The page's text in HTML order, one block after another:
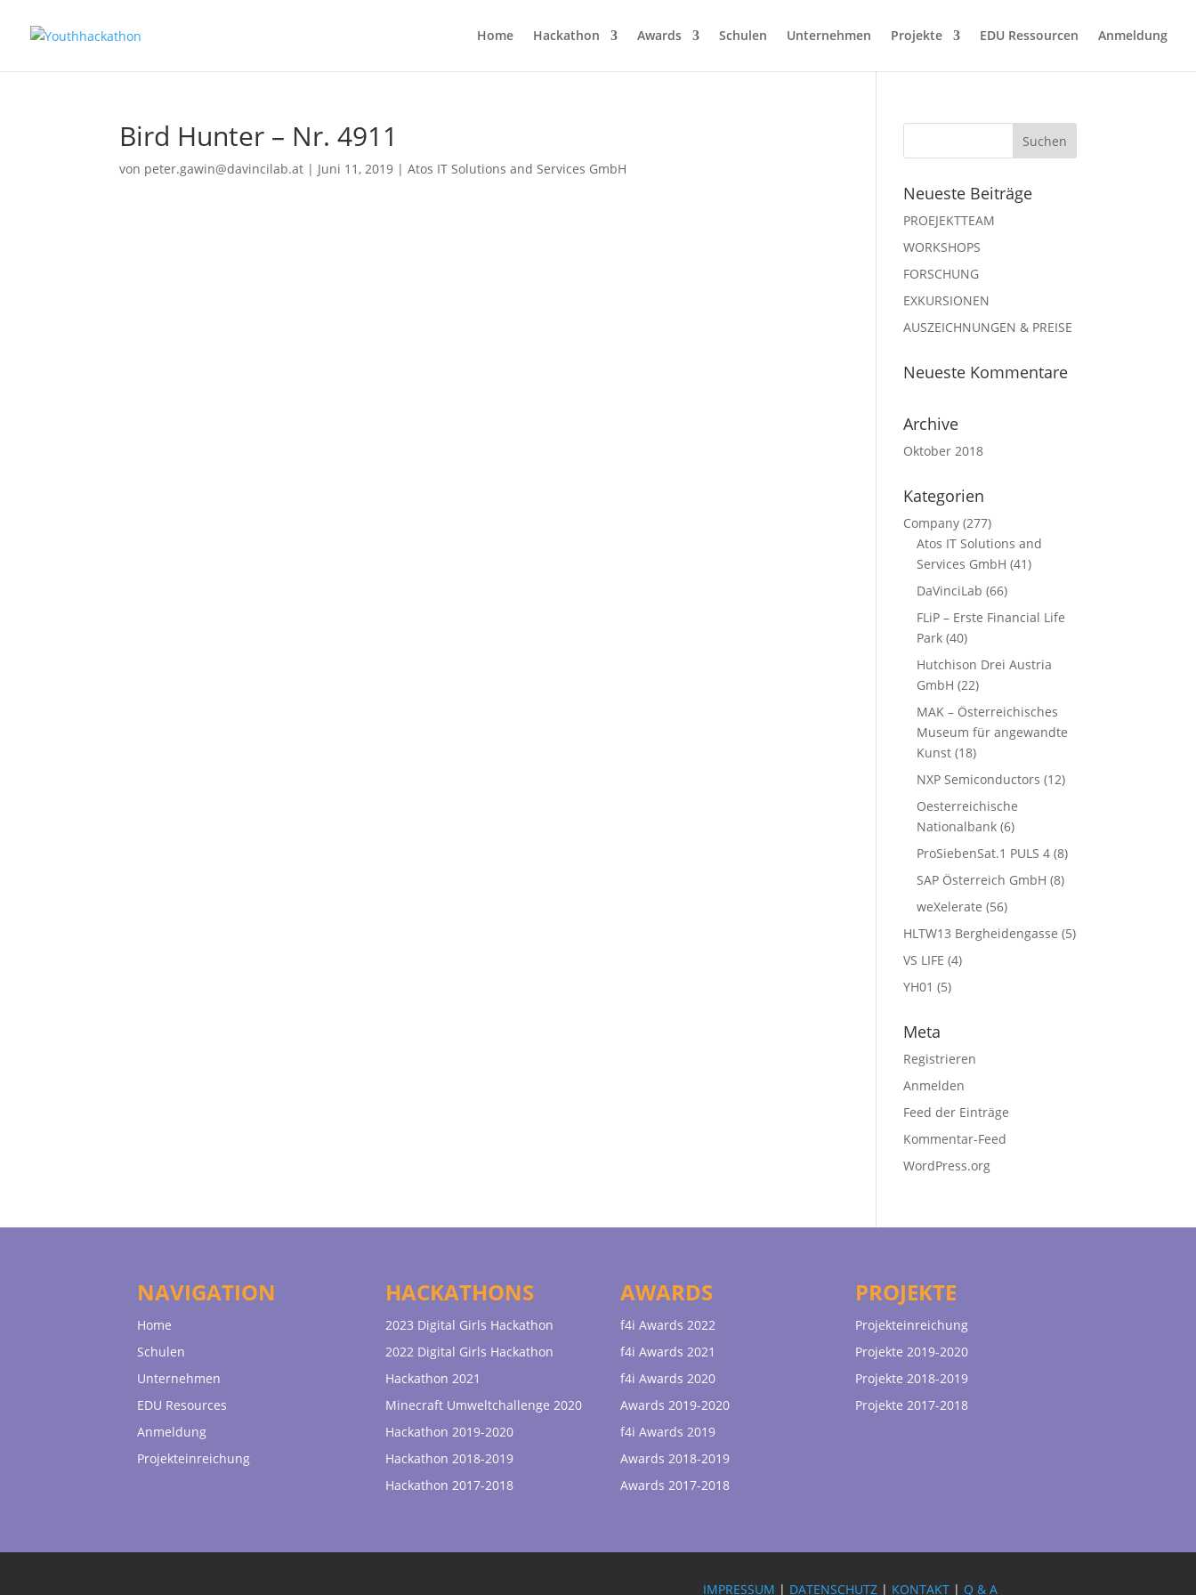
Home Hackathon Awards Schulen Unternehmen Projekte EDU Ressourcen Anmeldung
Bird Hunter – Nr. 4911
von peter.gawin@davincilab.at | Juni 11, 2019 |Atos IT Solutions and Services GmbH
Neueste Beiträge
PROEJEKTTEAM
WORKSHOPS
FORSCHUNG
EXKURSIONEN
AUSZEICHNUNGEN & PREISE
Neueste Kommentare
Archive
Oktober 2018
Kategorien
Company (277)
Atos IT Solutions and
Services GmbH (41)
DaVinciLab (66)
FLiP – Erste Financial Life
Park (40)
Hutchison Drei Austria
GmbH (22)
MAK – Österreichisches
Museum für angewandte
Kunst (18)
NXP Semiconductors (12)
Oesterreichische
Nationalbank (6)
ProSiebenSat.1 PULS 4 (8)
SAP Österreich GmbH (8)
weXelerate (56)
HLTW13 Bergheidengasse (5)
VS LIFE (4)
YH01 (5)
Meta
Registrieren
Anmelden
Feed der Einträge
Kommentar-Feed
WordPress.org
NAVIGATION
Home
Schulen
Unternehmen
EDU Resources
Anmeldung
Projekteinreichung
HACKATHONS
2023 Digital Girls Hackathon
2022 Digital Girls Hackathon
Hackathon 2021
Minecraft Umweltchallenge 2020
Hackathon 2019-2020
Hackathon 2018-2019
Hackathon 2017-2018
AWARDS
f4i Awards 2022
f4i Awards 2021
f4i Awards 2020
Awards 2019-2020
f4i Awards 2019
Awards 2018-2019
Awards 2017-2018
PROJEKTE
Projekteinreichung
Projekte 2019-2020
Projekte 2018-2019
Projekte 2017-2018
IMPRESSUM | DATENSCHUTZ | KONTAKT | Q & A